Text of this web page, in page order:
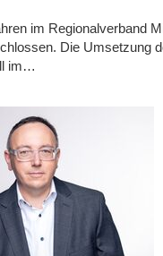
im Regionalverband
Die Umsetzung
im…